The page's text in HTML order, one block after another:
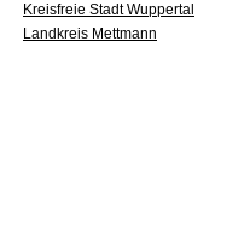
Kreisfreie Stadt Wuppertal
Landkreis Mettmann